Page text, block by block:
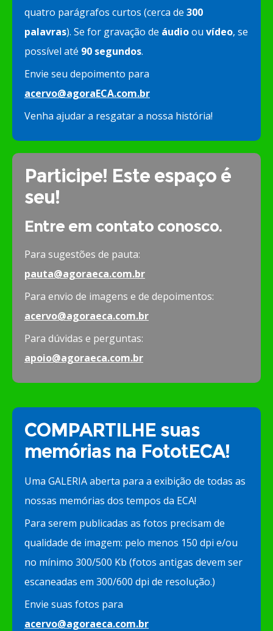
quatro parágrafos curtos (cerca de 300
palavras). Se for gravação de áudioou vídeo, se
possível até 90 segundos.
Envie seu depoimento para
acervo@agoraECA.com.br
Venha ajudar a resgatar a nossa história!
Participe! Este espaço é
seu!
Entre em contato conosco.
Para sugestões de pauta:
pauta@agoraeca.com.br
Para envio de imagens e de depoimentos:
acervo@agoraeca.com.br
Para dúvidas e perguntas:
apoio@agoraeca.com.br
COMPARTILHE suas
memórias na FototECA!
Uma GALERIA aberta para a exibição de todas as
nossas memórias dos tempos da ECA!
Para serem publicadas as fotos precisam de
qualidade de imagem: pelo menos 150 dpi e/ou
no mínimo 300/500 Kb (fotos antigas devem ser
escaneadas em 300/600 dpi de resolução.)
Envie suas fotos para
acervo@agoraeca.com.br